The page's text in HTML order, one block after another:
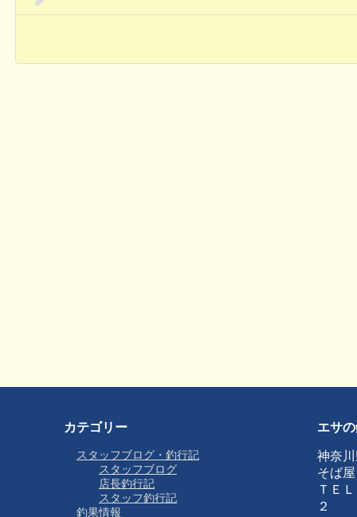
カテゴリー
スタッフブログ・釣行記
スタッフブログ
店長釣行記
スタッフ釣行記
釣果情報
エサ
神奈
そば
ＴＥ
２